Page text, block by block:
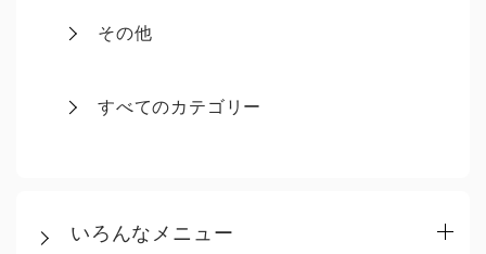
その他
すべてのカテゴリー
いろんなメニュー